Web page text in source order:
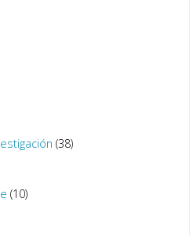
(38)
(10)